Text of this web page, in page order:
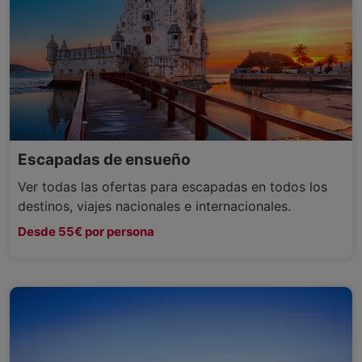
Escapadas de ensueño
Ver todas las ofertas para escapadas en todos los
destinos, viajes nacionales e internacionales.
Desde 55€ por persona